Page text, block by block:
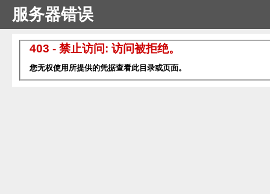
服务器错误
403 - 禁止访问: 访问被拒绝。
您无权使用所提供的凭据查看此目录或页面。